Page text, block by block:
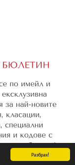
Разбрах!